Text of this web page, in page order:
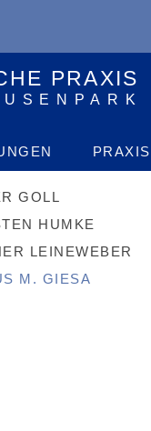
PRAXIS
PRAXIS
GOLL
HUMKE
LEINEWEBER
M. GIESA